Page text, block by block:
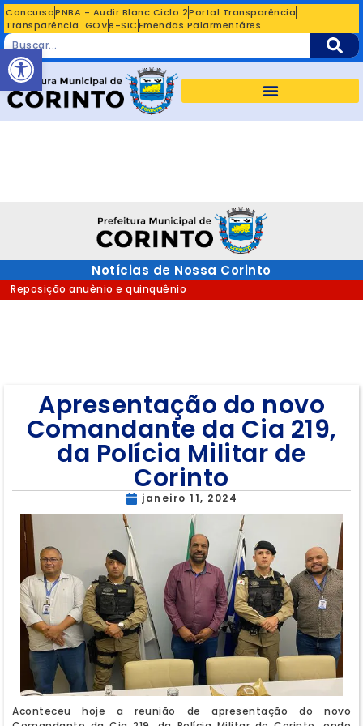
ConcursoPNBA - Audir Blanc Ciclo 2Portal Transparência
Transparência .GOVe-SICEmendas Palarmentáres
Notícias de Nossa Corinto
Reposição anuênio e quinquênio
Apresentação do novo
Comandante da Cia 219,
da Polícia Militar de
Corinto
janeiro 11, 2024
Aconteceu hoje a reunião de apresentação do novo
Abrir a barra de ferramentas